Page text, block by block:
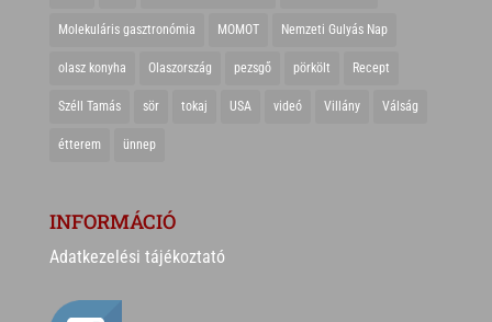
Molekuláris gasztronómia MOMOT Nemzeti Gulyás Nap
olasz konyha Olaszország pezsgő pörkölt Recept
Széll Tamás sör tokaj USA videó Villány Válság
étterem ünnep
INFORMÁCIÓ
Adatkezelési tájékoztató